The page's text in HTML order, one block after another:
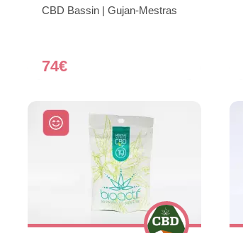
CBD Bassin | Gujan-Mestras
74€